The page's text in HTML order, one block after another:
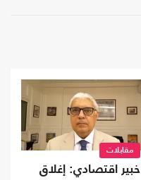
مقابلات
خبير اقتصادي: إغلاق